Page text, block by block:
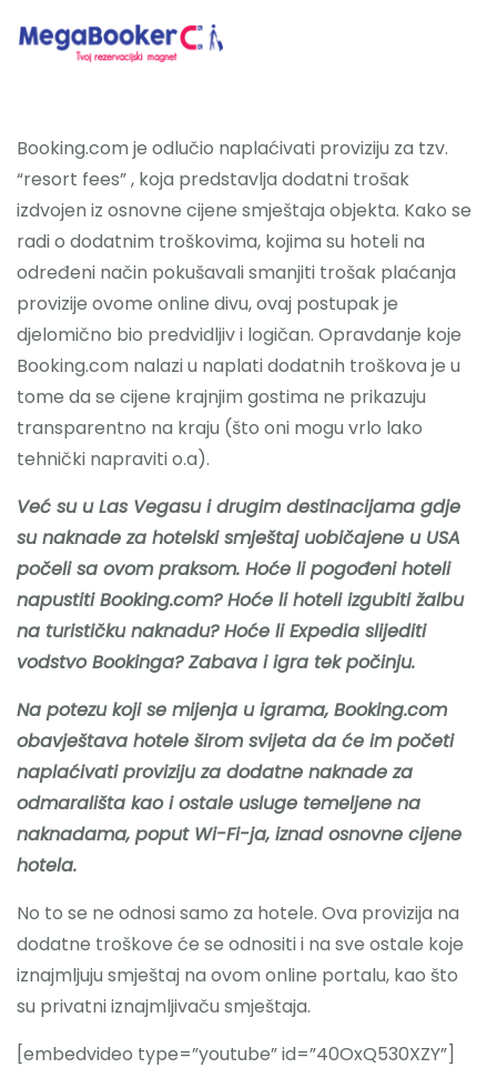
Rješenja
Tehnologija Za
Cijene
Akademija
O nama
Hotel Audit
Nazovite
Booking.com je odlučio naplaćivati proviziju za tzv.
“resort fees” , koja predstavlja dodatni trošak
izdvojen iz osnovne cijene smještaja objekta. Kako se
radi o dodatnim troškovima, kojima su hoteli na
određeni način pokušavali smanjiti trošak plaćanja
provizije ovome online divu, ovaj postupak je
djelomično bio predvidljiv i logičan. Opravdanje koje
Booking.com nalazi u naplati dodatnih troškova je u
tome da se cijene krajnjim gostima ne prikazuju
transparentno na kraju (što oni mogu vrlo lako
tehnički napraviti o.a).
Već su u Las Vegasu i drugim destinacijama gdje
su naknade za hotelski smještaj uobičajene u USA
počeli sa ovom praksom. Hoće li pogođeni hoteli
napustiti Booking.com? Hoće li hoteli izgubiti žalbu
na turističku naknadu? Hoće li Expedia slijediti
vodstvo Bookinga? Zabava i igra tek počinju.
Na potezu koji se mijenja u igrama, Booking.com
obavještava hotele širom svijeta da će im početi
naplaćivati ​​proviziju za dodatne naknade za
odmarališta kao i ostale usluge temeljene na
naknadama, poput Wi-Fi-ja, iznad osnovne cijene
hotela.
No to se ne odnosi samo za hotele. Ova provizija na
dodatne troškove će se odnositi i na sve ostale koje
iznajmljuju smještaj na ovom online portalu, kao što
su privatni iznajmljivaču smještaja.
[embedvideo type=”youtube” id=”40OxQ530XZY”]